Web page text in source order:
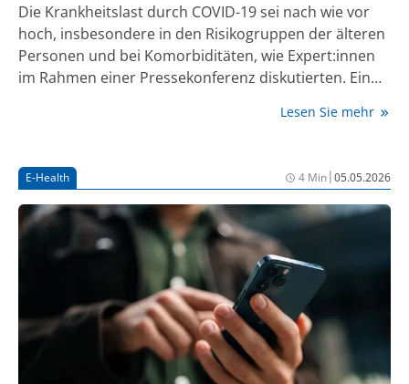
Die Krankheitslast durch COVID-19 sei nach wie vor
hoch, insbesondere in den Risikogruppen der älteren
Personen und bei Komorbiditäten, wie Expert:innen
im Rahmen einer Pressekonferenz diskutierten. Ein
Technologie erreichte bei niedrigerer Dosierung ein
Impfstoffe schnell und gezielt an veränderte
Virusvarianten angepasst werden.
Lesen Sie mehr
E-Health 4 Min|05.05.2026